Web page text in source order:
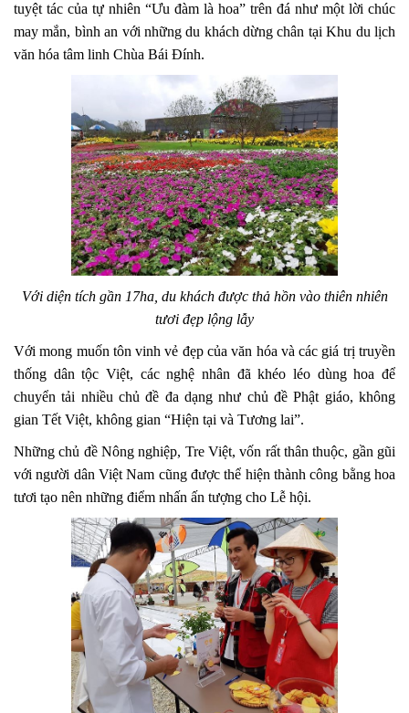
tuyệt tác của tự nhiên “Ưu đàm là hoa” trên đá như một lời chúc
may mắn, bình an với những du khách dừng chân tại Khu du lịch
văn hóa tâm linh Chùa Bái Đính.
Với diện tích gần 17ha, du khách được thả hồn vào thiên nhiên
tươi đẹp lộng lẫy
Với mong muốn tôn vinh vẻ đẹp của văn hóa và các giá trị truyền
thống dân tộc Việt, các nghệ nhân đã khéo léo dùng hoa để
chuyển tải nhiều chủ đề đa dạng như chủ đề Phật giáo, không
gian Tết Việt, không gian “Hiện tại và Tương lai”.
Những chủ đề Nông nghiệp, Tre Việt, vốn rất thân thuộc, gần gũi
với người dân Việt Nam cũng được thể hiện thành công bằng hoa
tươi tạo nên những điểm nhấn ấn tượng cho Lễ hội.